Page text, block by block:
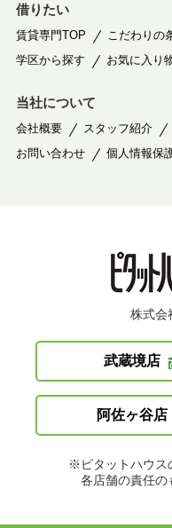
借りたい
賃貸専門TOP こだわりの
学区から探す
お気に入り
当社について
会社概要 スタッフ紹介
お問い合わせ
個人情報保
株式会
武蔵境店
阿佐ヶ谷店
※ピタットハウス
各店舗の責任の